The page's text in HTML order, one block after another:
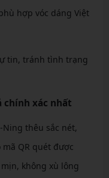
hợp vóc dáng Việt
tin, tránh tình trạng
chính xác nhất
thêu sắc nét,
QR quét được
không xù lông